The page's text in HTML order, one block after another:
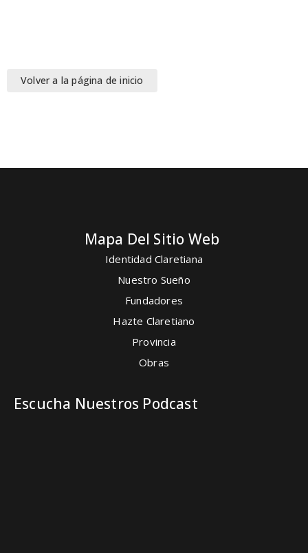
Volver a la página de inicio
Mapa Del Sitio Web
Identidad Claretiana
Nuestro Sueño
Fundadores
Hazte Claretiano
Provincia
Obras
Escucha Nuestros Podcast